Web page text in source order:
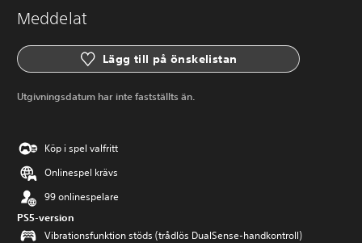
Meddelat
Lägg till på önskelistan
Utgivningsdatum har inte fastställts än.
Köp i spel valfritt
Onlinespel krävs
99 onlinespelare
PS5-version
Vibrationsfunktion stöds (trådlös DualSense-handkontroll)